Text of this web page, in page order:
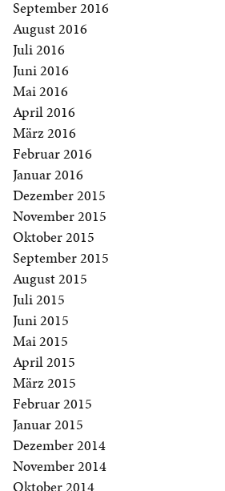
September 2016
August 2016
Juli 2016
Juni 2016
Mai 2016
April 2016
März 2016
Februar 2016
Januar 2016
Dezember 2015
November 2015
Oktober 2015
September 2015
August 2015
Juli 2015
Juni 2015
Mai 2015
April 2015
März 2015
Februar 2015
Januar 2015
Dezember 2014
November 2014
Oktober 2014